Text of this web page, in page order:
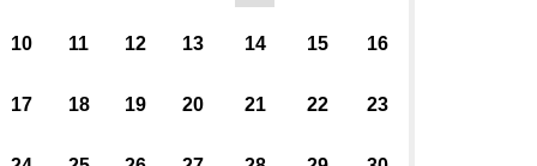
10 11 12 13 14 15 16
17 18 19 20 21 22 23